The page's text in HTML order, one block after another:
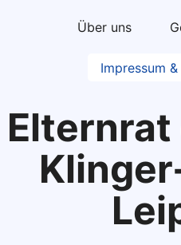
Über uns
Impressum